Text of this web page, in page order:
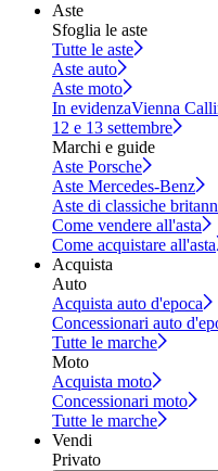
Aste
Sfoglia le aste
Tutte le aste
Aste auto
Aste moto
In evidenzaVienna
12 e 13 settembre
Marchi e guide
Aste Porsche
Aste Mercedes-Benz
Aste di classiche
Come vendere all'asta
Come acquistare all'asta
Acquista
Auto
Acquista auto d'epoca
Concessionari auto
Tutte le marche
Moto
Acquista moto
Concessionari moto
Tutte le marche
Vendi
Privato